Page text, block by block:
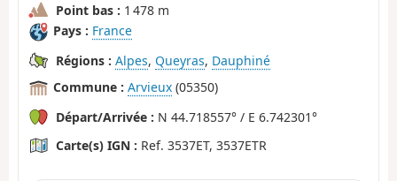
Point bas : 1 478 m
Pays : France
Régions : Alpes, Queyras, Dauphiné
Commune : Arvieux (05350)
Départ/Arrivée : N 44.718557° / E 6.742301°
Carte(s) IGN : Ref. 3537ET, 3537ETR